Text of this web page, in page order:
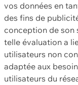
vos données en
des fins de
conception de son
telle évaluation a
utilisateurs non
adaptée aux
utilisateurs du